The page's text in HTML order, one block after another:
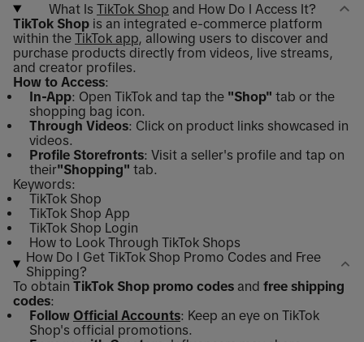
What Is TikTok Shop and How Do I Access It?
TikTok Shop is an integrated e-commerce platform
within the TikTok app, allowing users to discover and
purchase products directly from videos, live streams,
and creator profiles.
How to Access:
In-App: Open TikTok and tap the "Shop" tab or the
shopping bag icon.
Through Videos: Click on product links showcased in
videos.
Profile Storefronts: Visit a seller's profile and tap on
their"Shopping" tab.
Keywords:
TikTok Shop
TikTok Shop App
TikTok Shop Login
How to Look Through TikTok Shops
How Do I Get TikTok Shop Promo Codes and Free
Shipping?
To obtain TikTok Shop promo codes and free shipping
codes:
Follow Official Accounts: Keep an eye on TikTok
Shop's official promotions.